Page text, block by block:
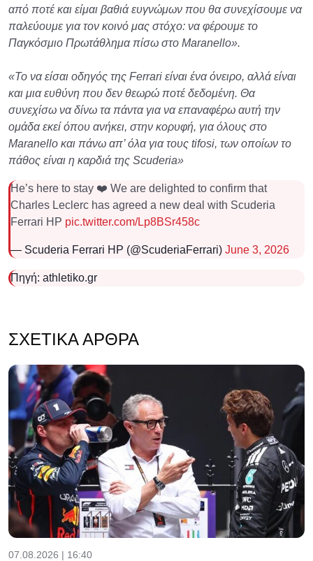
από ποτέ και είμαι βαθιά ευγνώμων που θα συνεχίσουμε να
παλεύουμε για τον κοινό μας στόχο: να φέρουμε το
Παγκόσμιο Πρωτάθλημα πίσω στο Maranello».
«Το να είσαι οδηγός της Ferrari είναι ένα όνειρο, αλλά είναι
και μια ευθύνη που δεν θεωρώ ποτέ δεδομένη. Θα
συνεχίσω να δίνω τα πάντα για να επαναφέρω αυτή την
ομάδα εκεί όπου ανήκει, στην κορυφή, για όλους στο
Maranello και πάνω απ’ όλα για τους tifosi, των οποίων το
πάθος είναι η καρδιά της Scuderia»
He’s here to stay ❤️ We are delighted to confirm that
Charles Leclerc has agreed a new deal with Scuderia
Ferrari HP pic.twitter.com/Lp8BSr458c
— Scuderia Ferrari HP (@ScuderiaFerrari) June 3, 2026
Πηγή: athletiko.gr
ΣΧΕΤΙΚΆ ΆΡΘΡΑ
07.08.2026 | 16:40